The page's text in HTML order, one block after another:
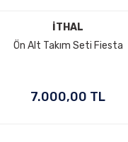
İTHAL
Ön Alt Takım Seti Fiesta
7.000,00 TL